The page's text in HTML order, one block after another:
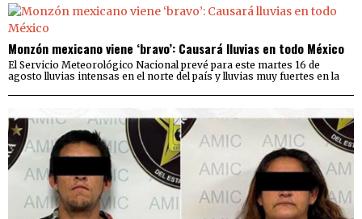
Monzón mexicano viene ‘bravo’: Causará lluvias en todo México
El Servicio Meteorológico Nacional prevé para este martes 16 de
agosto lluvias intensas en el norte del país y lluvias muy fuertes en la